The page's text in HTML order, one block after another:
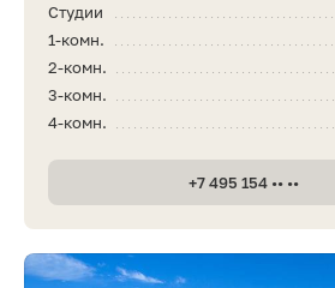
Студии
1-комн.
2-комн.
3-комн.
4-комн.
+7 495 154 •• ••